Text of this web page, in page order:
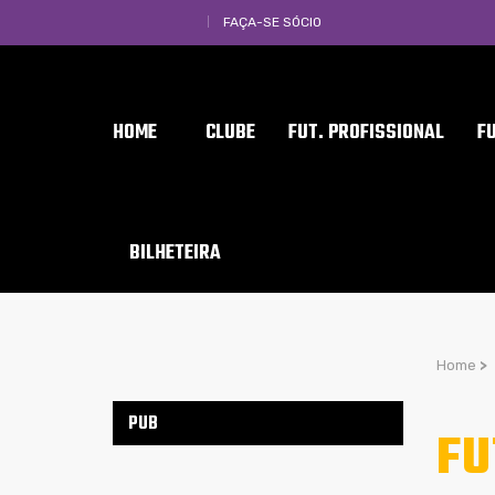
FAÇA-SE SÓCIO
HOME CLUBE FUT. PROFISSIONAL
BILHETEIRA
Home >
PUB